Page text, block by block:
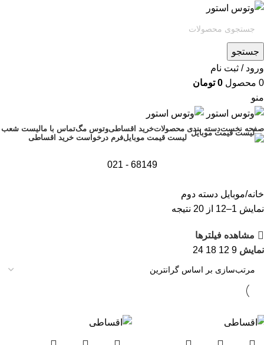
جستجو
ورود / ثبت نام
0 محصول 0 تومان
منو
صفحه نخستدسته بندی محصولاتخرید اقساطیوتوس مگتماس با مالیست شعب
لیست قیمت موبایلفرم درخواست خرید اقساطی
68149 - 021
خانه موبایل دسته دوم
نمایش 1–12 از 20 نتیجه
مشاهده فیلترها
نمایش 9
12
18
24